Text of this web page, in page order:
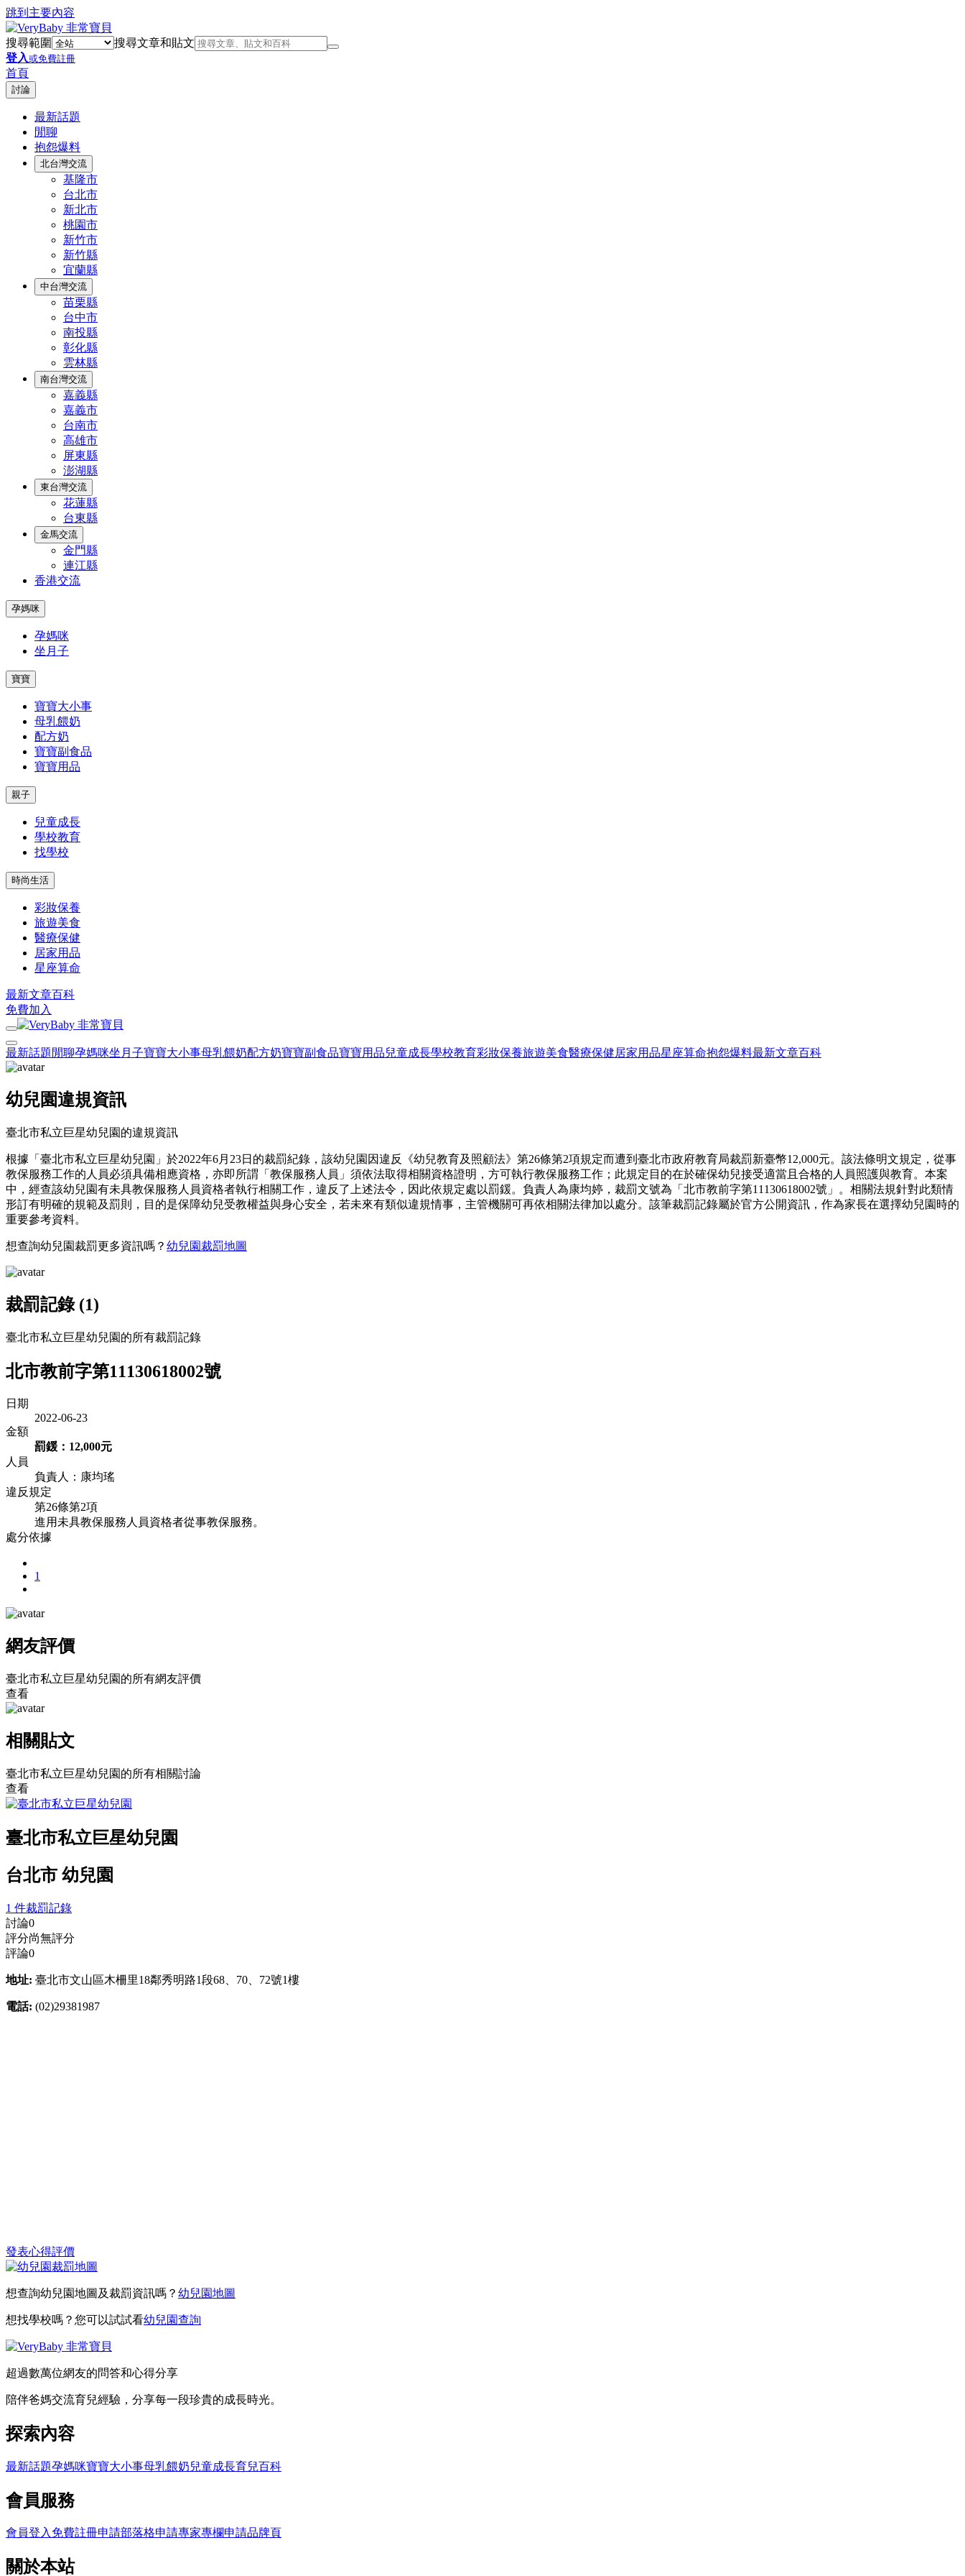
跳到主要內容
搜尋範圍
搜尋文章和貼文
登入或免費註冊
首頁
討論
最新話題
閒聊
抱怨爆料
北台灣交流
基隆市
台北市
新北市
桃園市
新竹市
新竹縣
宜蘭縣
中台灣交流
苗栗縣
台中市
南投縣
彰化縣
雲林縣
南台灣交流
嘉義縣
嘉義市
台南市
高雄市
屏東縣
澎湖縣
東台灣交流
花蓮縣
台東縣
金馬交流
金門縣
連江縣
香港交流
孕媽咪
孕媽咪
坐月子
寶寶
寶寶大小事
母乳餵奶
配方奶
寶寶副食品
寶寶用品
親子
兒童成長
學校教育
找學校
時尚生活
彩妝保養
旅遊美食
醫療保健
居家用品
星座算命
最新文章百科
免費加入
最新話題 閒聊孕媽咪坐月子寶寶大小事母乳餵奶配方奶寶寶副食品寶寶用品兒童成長學校教育彩妝保養旅遊美食醫療保健居家用品星座算命抱怨爆料最新文章百科
幼兒園違規資訊
臺北市私立巨星幼兒園的違規資訊
根據「臺北市私立巨星幼兒園」於2022年6月23日的裁罰紀錄，該幼兒園因違反《幼兒教育及照顧法》第26條第2項規定而遭到臺北市政府教育局裁罰新臺幣12,000元。該法條明文規定，從事
教保服務工作的人員必須具備相應資格，亦即所謂「教保服務人員」須依法取得相關資格證明，方可執行教保服務工作；此規定目的在於確保幼兒接受適當且合格的人員照護與教育。本案
中，經查該幼兒園有未具教保服務人員資格者執行相關工作，違反了上述法令，因此依規定處以罰鍰。負責人為康均婷，裁罰文號為「北市教前字第11130618002號」。相關法規針對此類情
形訂有明確的規範及罰則，目的是保障幼兒受教權益與身心安全，若未來有類似違規情事，主管機關可再依相關法律加以處分。該筆裁罰記錄屬於官方公開資訊，作為家長在選擇幼兒園時的
重要參考資料。
想查詢幼兒園裁罰更多資訊嗎？ 幼兒園裁罰地圖
裁罰記錄 (1)
臺北市私立巨星幼兒園的所有裁罰記錄
北市教前字第11130618002號
日期
2022-06-23
金額
罰鍰：12,000元
人員
負責人：康均瑤
違反規定
第26條第2項
進用未具教保服務人員資格者從事教保服務。
處分依據
1
網友評價
臺北市私立巨星幼兒園的所有網友評價
查看
相關貼文
臺北市私立巨星幼兒園的所有相關討論
查看
臺北市私立巨星幼兒園
台北市 幼兒園
1 件裁罰記錄
討論0
評分尚無評分
評論0
地址: 臺北市文山區木柵里18鄰秀明路1段68、70、72號1樓
電話: (02)29381987
發表心得評價
想查詢幼兒園地圖及裁罰資訊嗎？ 幼兒園地圖
想找學校嗎？您可以試試看幼兒園查詢
超過數萬位網友的問答和心得分享
陪伴爸媽交流育兒經驗，分享每一段珍貴的成長時光。
探索內容
最新話題孕媽咪寶寶大小事母乳餵奶兒童成長育兒百科
會員服務
會員登入免費註冊申請部落格申請專家專欄申請品牌頁
關於本站